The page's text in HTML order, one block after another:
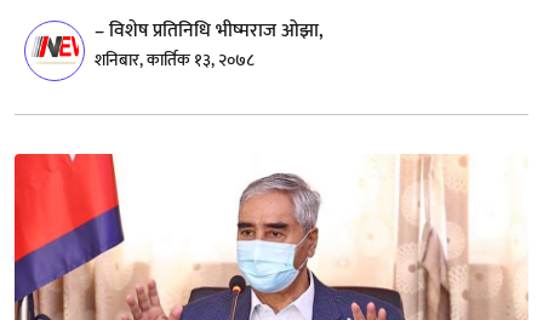
– विशेष प्रतिनिधि भीष्मराज ओझा,
शनिबार, कार्तिक १३, २०७८